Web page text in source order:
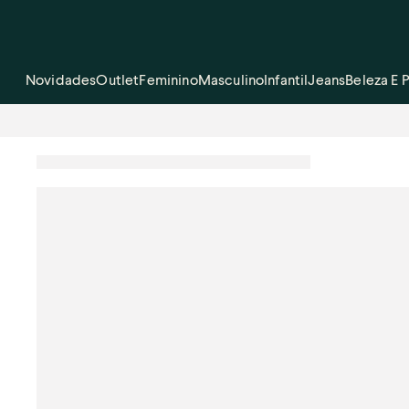
NovidadesOutletFemininoMasculinoInfantilJeansBeleza E